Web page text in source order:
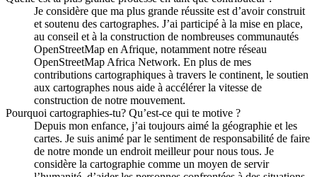
Je considère que ma plus grande réussite est d’avoir construit
et soutenu des cartographes. J’ai participé à la mise en place,
au conseil et à la construction de nombreuses communautés
OpenStreetMap en Afrique, notamment notre réseau
OpenStreetMap Africa Network. En plus de mes
contributions cartographiques à travers le continent, le soutien
aux cartographes nous aide à accélérer la vitesse de
construction de notre mouvement.
Pourquoi cartographies-tu? Qu’est-ce qui te motive ?
Depuis mon enfance, j’ai toujours aimé la géographie et les
cartes. Je suis animé par le sentiment de responsabilité de faire
de notre monde un endroit meilleur pour nous tous. Je
considère la cartographie comme un moyen de servir